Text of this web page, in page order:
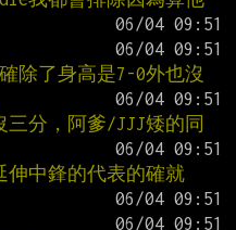
除了身高是7-0外也沒
三分，阿爹/JJJ矮的同
中鋒的代表的確就